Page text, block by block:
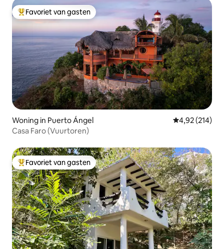
Topfavoriet van gasten
Favoriet van gasten
Woning in Puerto Ángel Gemiddelde
4,92 (214)
Casa Faro (Vuurtoren)
Topfavoriet van gasten
Favoriet van gasten